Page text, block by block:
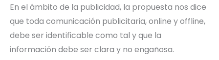
En el ámbito de la publicidad, la propuesta nos dice
que toda comunicación publicitaria, online y offline,
debe ser identificable como tal y que la
información debe ser clara y no engañosa.